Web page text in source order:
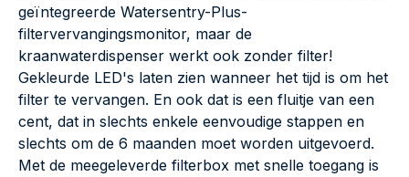
geïntegreerde Watersentry-Plus-
filtervervangingsmonitor, maar de
kraanwaterdispenser werkt ook zonder filter!
Gekleurde LED's laten zien wanneer het tijd is om het
filter te vervangen. En ook dat is een fluitje van een
cent, dat in slechts enkele eenvoudige stappen en
slechts om de 6 maanden moet worden uitgevoerd.
Met de meegeleverde filterbox met snelle toegang is